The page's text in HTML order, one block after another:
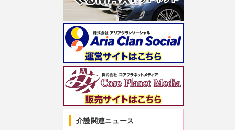
介護関連ニュース